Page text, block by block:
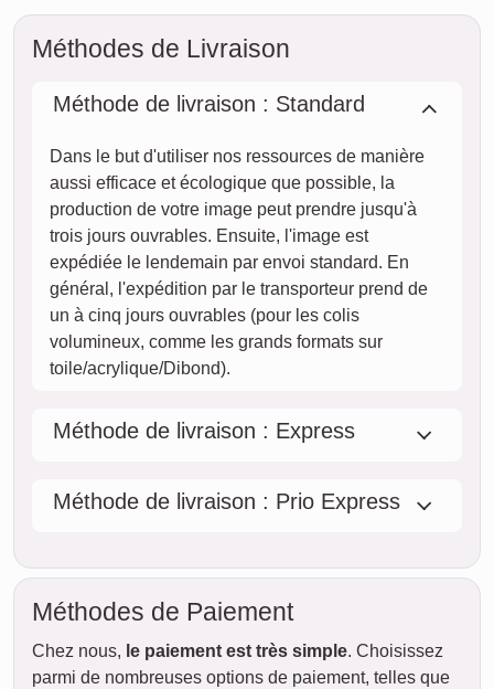
Méthodes de Livraison
Méthode de livraison : Standard
Dans le but d'utiliser nos ressources de manière
aussi efficace et écologique que possible, la
production de votre image peut prendre jusqu'à
trois jours ouvrables. Ensuite, l'image est
expédiée le lendemain par envoi standard. En
général, l'expédition par le transporteur prend de
un à cinq jours ouvrables (pour les colis
volumineux, comme les grands formats sur
toile/acrylique/Dibond).
Méthode de livraison : Express
Méthode de livraison : Prio Express
Méthodes de Paiement
Chez nous, le paiement est très simple. Choisissez
parmi de nombreuses options de paiement, telles que